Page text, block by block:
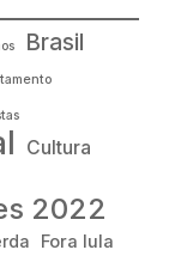
Brasil
Cultura
2022
Fora lula